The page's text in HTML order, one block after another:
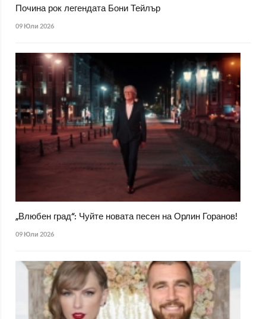
Почина рок легендата Бони Тейлър
09 Юли 2026
„Влюбен град“: Чуйте новата песен на Орлин Горанов!
09 Юли 2026